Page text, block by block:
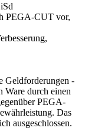
PEGA-CUT vor,
Geldforderungen -
Ware durch einen
PEGA-
Das
ausgeschlossen.